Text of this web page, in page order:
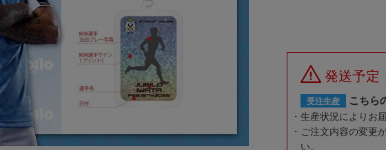
発送予定
受注生産 こちら
生産状況によりお
ご注文内容の変更
い。